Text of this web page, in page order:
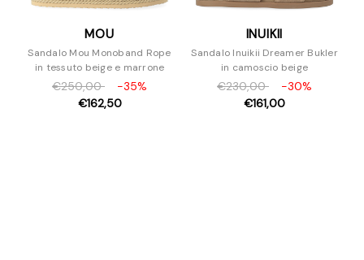
MOU
Sandalo Mou Monoband Rope
in tessuto beige e marrone
€250,00
-35%
€162,50
INUIKII
Sandalo Inuikii Dreamer Bukler
in camoscio beige
€230,00
-30%
€161,00